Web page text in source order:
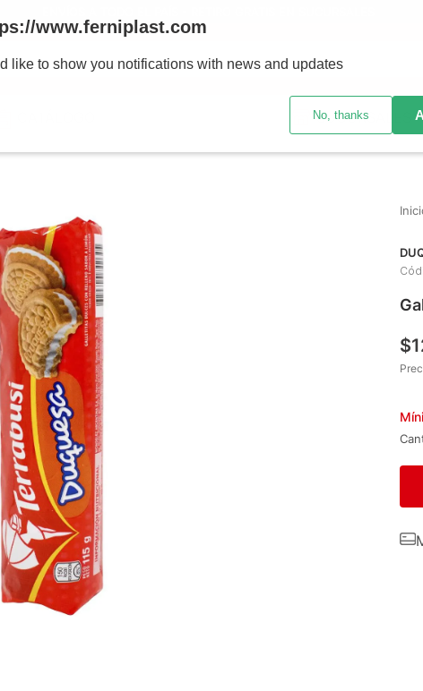
SUCURSALES
$
www.ferniplast.com
like to show you notifications with news and updates
No, thanks